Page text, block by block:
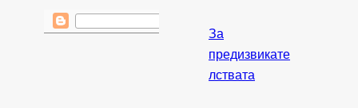
За
предизвикате
лствата